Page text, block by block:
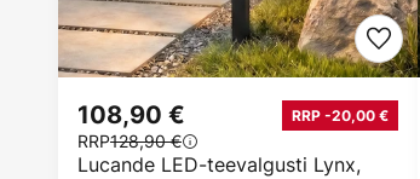
Lucande LED-teevalgusti Lynx,
108,90 € RRP -20,00 €
RRP128,90 €